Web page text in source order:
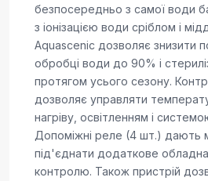
безпосередньо з самої води
з іонізацією води сріблом і
Aquascenic дозволяє знизити
обробці води до 90% і
протягом усього сезону.
дозволяє управляти
нагріву, освітленням і
Допоміжні реле (4 шт.) дають
під'єднати додаткове
контролю. Також пристрій